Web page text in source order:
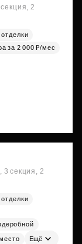
2
отделки
за 2 000 ₽/мес
секция, 2
отделки
Ещё